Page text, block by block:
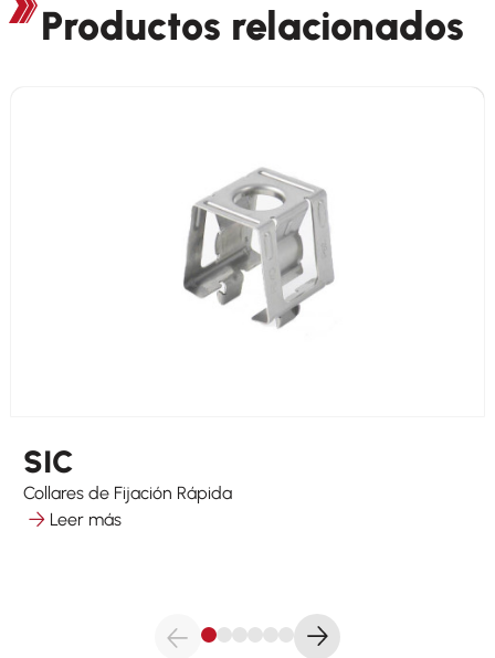
Productos relacionados
SIC
Collares de Fijación Rápida
Leer más